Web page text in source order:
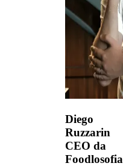
Diego
Ruzzarin
CEO da
Foodlosofia